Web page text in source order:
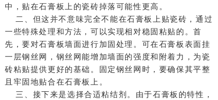
中，贴在石膏板上的瓷砖掉落可能性更高。
二、但这并不意味完全不能在石膏板上贴瓷砖，通过
一些特殊处理和方法，可以实现相对稳固粘贴的。首
先，要对石膏板墙面进行加固处理。可在石膏板表面挂
一层钢丝网，钢丝网能增加墙面的强度和附着力，为瓷
砖粘贴提供更好的基础。固定钢丝网时，要确保其平整
且牢固地贴合在石膏板上。
三、接下来是选择合适粘结剂。由于石膏板的特性，